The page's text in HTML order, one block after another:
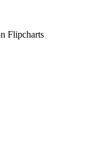
Flipcharts